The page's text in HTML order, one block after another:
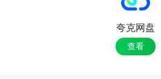
夸克网盘
查看